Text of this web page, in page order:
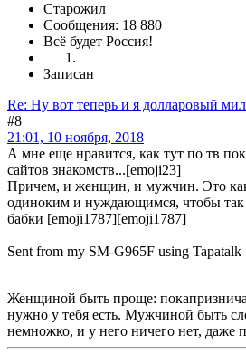
Старожил
Сообщения: 18 880
Всё будет Россия!
Записан
Re: Ну вот теперь и я долларовый
#8
21:01, 10 ноября, 2018
А мне еще нравится, как тут по тв
сайтов знакомств...[emoji23]
Причем, и женщин, и мужчин. Это
одиноким и нуждающимся, чтобы так
бабки [emoji1787][emoji1787]
Sent from my SM-G965F using Tapatalk
Женщиной быть проще:
нужно у тебя есть. Мужчиной быть
немножко, и у него ничего нет, даже